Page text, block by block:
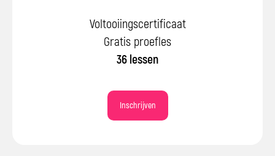
Voltooiingscertificaat
Gratis proefles
36 lessen
Inschrijven